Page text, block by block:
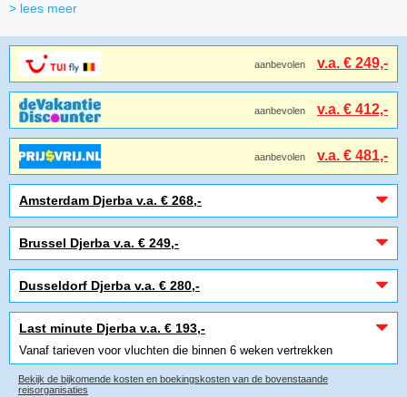
> lees meer
aanbevolen v.a. € 249,-
aanbevolen v.a. € 412,-
aanbevolen v.a. € 481,-
Amsterdam Djerba v.a. € 268,-
Brussel Djerba v.a. € 249,-
Dusseldorf Djerba v.a. € 280,-
Last minute Djerba v.a. € 193,-
Vanaf tarieven voor vluchten die binnen 6 weken vertrekken
Bekijk de bijkomende kosten en boekingskosten van de bovenstaande
reisorganisaties